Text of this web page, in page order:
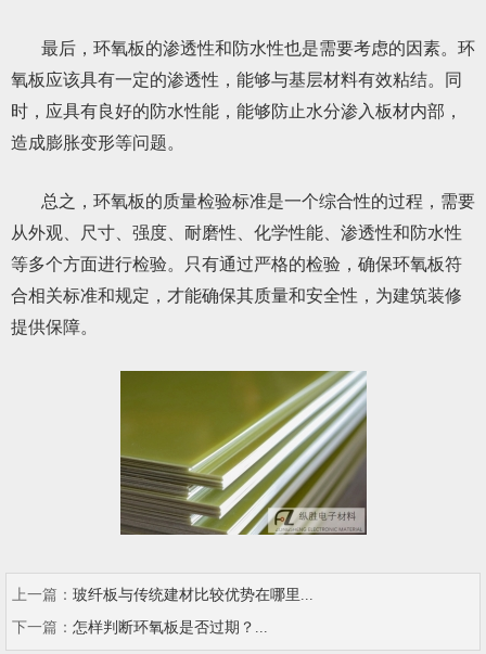
最后，环氧板的渗透性和防水性也是需要考虑的因素。环
氧板应该具有一定的渗透性，能够与基层材料有效粘结。同
时，应具有良好的防水性能，能够防止水分渗入板材内部，
造成膨胀变形等问题。
总之，环氧板的质量检验标准是一个综合性的过程，需要
从外观、尺寸、强度、耐磨性、化学性能、渗透性和防水性
等多个方面进行检验。只有通过严格的检验，确保环氧板符
合相关标准和规定，才能确保其质量和安全性，为建筑装修
提供保障。
上一篇： 玻纤板与传统建材比较优势在哪里...
下一篇： 怎样判断环氧板是否过期？...